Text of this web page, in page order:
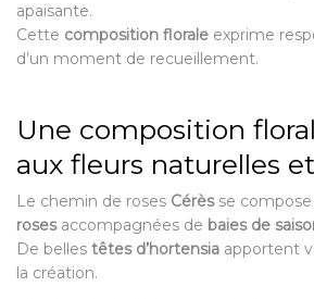
apaisante.
Cette composition florale exprime
d’un moment de recueillement.
Une composition
aux fleurs naturelles
Le chemin de roses Cérèsse
rosesaccompagnées de baies de
De belles têtes d’hortensia apportent
la création.